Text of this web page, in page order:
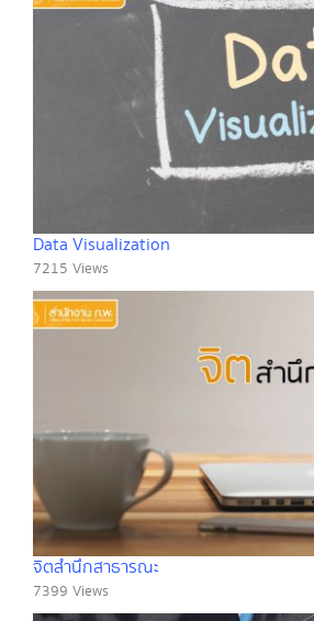
Data Visualization
7215 Views
จิตสำนึกสาธารณะ
7399 Views